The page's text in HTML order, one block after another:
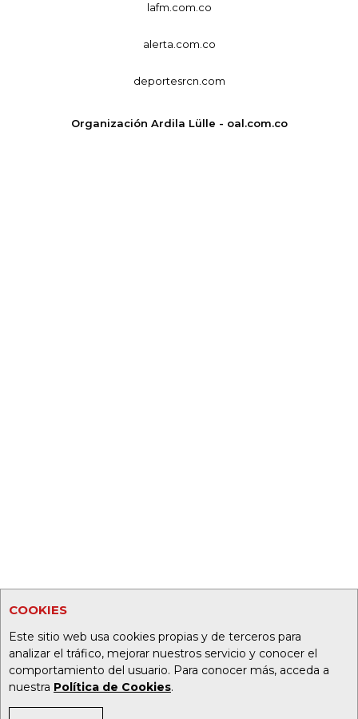
COOKIES
Este sitio web usa cookies propias y de terceros para
analizar el tráfico, mejorar nuestros servicio y conocer el
comportamiento del usuario. Para conocer más, acceda a
nuestra Política de Cookies.
lafm.com.co
alerta.com.co
deportesrcn.com
Organización Ardila Lülle - oal.com.co